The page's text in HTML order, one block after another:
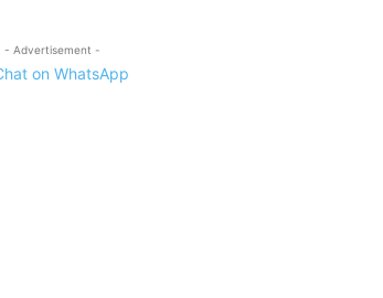
- Advertisement -